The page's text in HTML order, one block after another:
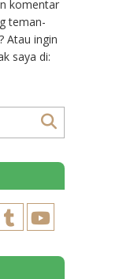
komentar
teman-
Atau ingin
saya di: